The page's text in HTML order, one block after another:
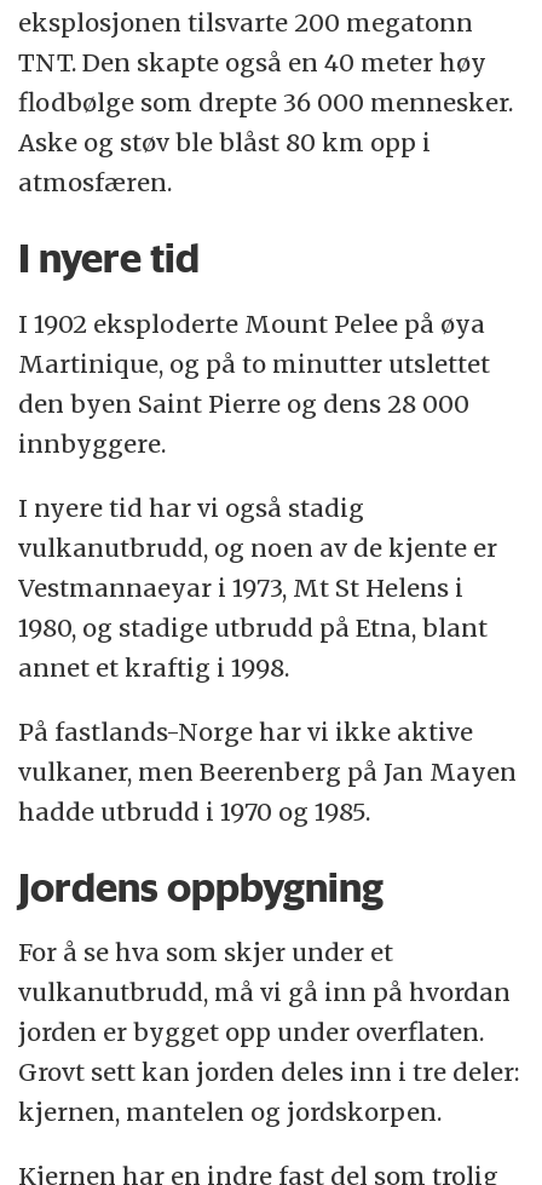
eksplosjonen tilsvarte 200 megatonn
TNT. Den skapte også en 40 meter høy
flodbølge som drepte 36 000 mennesker.
Aske og støv ble blåst 80 km opp i
atmosfæren.
I nyere tid
I 1902 eksploderte Mount Pelee på øya
Martinique, og på to minutter utslettet
den byen Saint Pierre og dens 28 000
innbyggere.
I nyere tid har vi også stadig
vulkanutbrudd, og noen av de kjente er
Vestmannaeyar i 1973, Mt St Helens i
1980, og stadige utbrudd på Etna, blant
annet et kraftig i 1998.
På fastlands-Norge har vi ikke aktive
vulkaner, men Beerenberg på Jan Mayen
hadde utbrudd i 1970 og 1985.
Jordens oppbygning
For å se hva som skjer under et
vulkanutbrudd, må vi gå inn på hvordan
jorden er bygget opp under overflaten.
Grovt sett kan jorden deles inn i tre deler:
kjernen, mantelen og jordskorpen.
Kjernen har en indre fast del som trolig